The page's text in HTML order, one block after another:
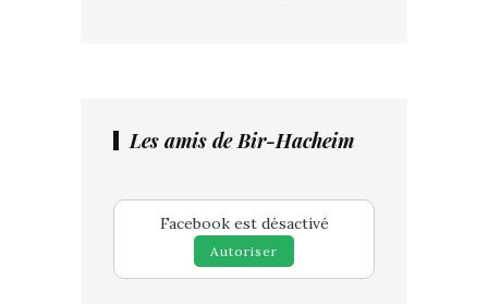
Les amis de Bir-Hacheim
Facebook est désactivé
Autoriser